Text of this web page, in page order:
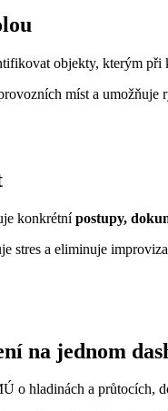
objekty, kterým
míst a umožňuje
konkrétnípostupy,
stres a eliminuje
na jednom
o hladinách a průtocích,